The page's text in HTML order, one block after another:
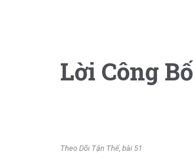
Lời Công
Theo Dõi Tận Thế, bài 51